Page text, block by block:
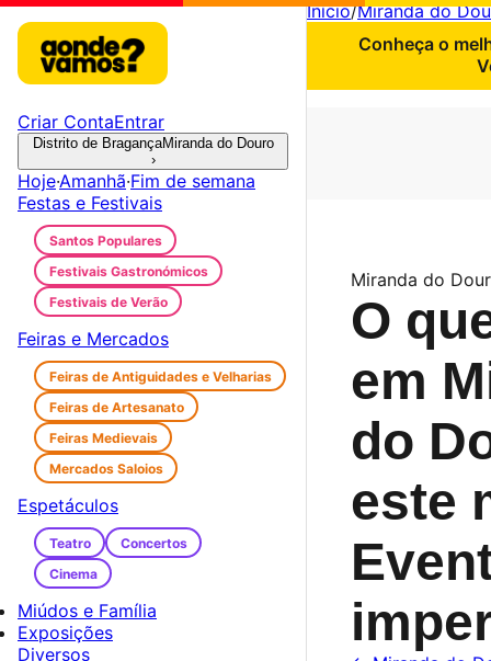
Início/Miranda do
Conheça o
Miranda do
O
em
do
este
Criar ContaEntrar
Distrito de BragançaMiranda do Douro
›
Hoje·Amanhã·Fim de semana
Festas e Festivais
Santos Populares
Festivais Gastronómicos
Festivais de Verão
Feiras e Mercados
Feiras de Antiguidades e Velharias
Feiras de Artesanato
Feiras Medievais
Mercados Saloios
Espetáculos
Teatro
Concertos
Cinema
Miúdos e Família
Exposições
Diversos